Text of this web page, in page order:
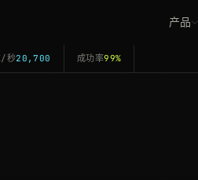
产品
/秒20,700 成功率99%